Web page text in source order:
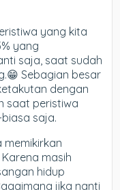
yang kita
yang
saja, saat sudah
Sebagian besar
dengan
saat peristiwa
saja.
memikirkan
masih
hidup
jika nanti